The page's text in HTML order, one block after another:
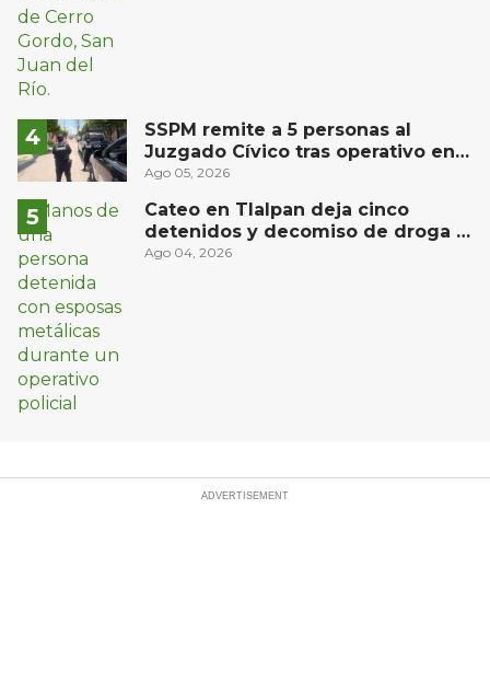
SSPM remite a 5 personas al
Juzgado Cívico tras operativo en
San Juan del Río
Ago 05, 2026
Cateo en Tlalpan deja cinco
detenidos y decomiso de droga y
un arma
Ago 04, 2026